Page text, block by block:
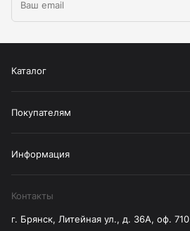
Каталог
Покупателям
Информация
Контакты
г. Брянск, Литейная ул., д. 36А, оф. 710